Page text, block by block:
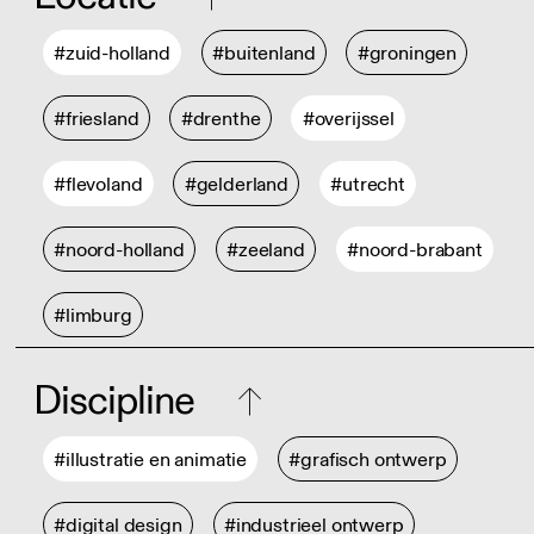
#zuid-holland #buitenland #groningen
#friesland #drenthe #overijssel
#flevoland #gelderland #utrecht
#noord-holland #zeeland #noord-brabant
#limburg
Discipline
#illustratie en animatie #grafisch ontwerp
#digital design #industrieel ontwerp